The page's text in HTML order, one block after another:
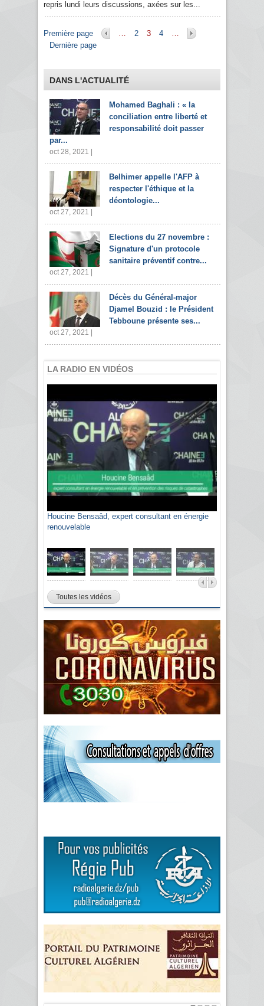
repris lundi leurs discussions, axées sur les...
Pages
Première page … 2 3 4
…
Dernière page
DANS L'ACTUALITÉ
Mohamed Baghali : « la
conciliation entre liberté et
responsabilité doit passer
par...
oct 28, 2021 |
Belhimer appelle l'AFP à
respecter l'éthique et la
déontologie...
oct 27, 2021 |
Elections du 27 novembre :
Signature d'un protocole
sanitaire préventif contre...
oct 27, 2021 |
Décès du Général-major
Djamel Bouzid : le Président
Tebboune présente ses...
oct 27, 2021 |
LA RADIO EN VIDÉOS
Houcine Bensaâd, expert consultant en énergie
renouvelable
Sami Agli, président de la Confédération
algérienne du patronat citoyen CAPC
Toutes les vidéos